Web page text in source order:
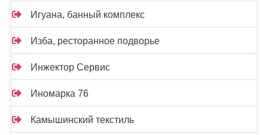
Игуана, банный комплекс
Изба, ресторанное подворье
Инжектор Сервис
Иномарка 76
Камышинский текстиль